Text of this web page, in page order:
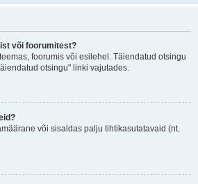
või foorumitest?
foorumis või esilehel. Täiendatud otsingu
otsingu" linki vajutades.
või sisaldas palju tihtikasutatavaid (nt.